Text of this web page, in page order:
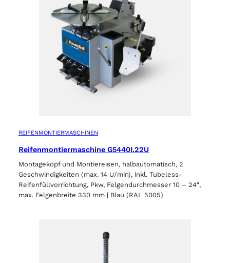
REIFENMONTIERMASCHINEN
Reifenmontiermaschine G5440I.22U
Montagekopf und Montiereisen, halbautomatisch, 2
Geschwindigkeiten (max. 14 U/min), inkl. Tubeless-
Reifenfüllvorrichtung, Pkw, Felgendurchmesser 10 – 24″,
max. Felgenbreite 330 mm | Blau (RAL 5005)